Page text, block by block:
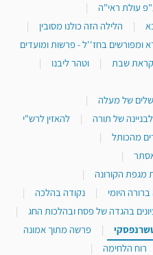
עולת ראי"ה
|
| הלילה הזה כולנו מסובין
|
ומפורשים בחז''ל - פרשות ומועדים
שבת | וטהר ליבנו
|
של מעלה
|
לבניינה של תורה |
להאזין לרש"י
מהכותל
|
|
מגפת הקורונה
|
היומי | נקודה בהלכה
|
בהגדה של פסח ובהלכות החג
|
|
פרשה מתוך אמונה
רוח הלחימה
|